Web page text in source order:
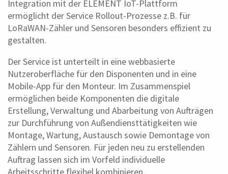
Integration mit der ELEMENT IoT-Plattform
ermöglicht der Service Rollout-Prozesse z.B. für
LoRaWAN-Zähler und Sensoren besonders effizient zu
gestalten.
Der Service ist unterteilt in eine webbasierte
Nutzeroberfläche für den Disponenten und in eine
Mobile-App für den Monteur. Im Zusammenspiel
ermöglichen beide Komponenten die digitale
Erstellung, Verwaltung und Abarbeitung von Aufträgen
zur Durchführung von Außendiensttätigkeiten wie
Montage, Wartung, Austausch sowie Demontage von
Zählern und Sensoren. Für jeden neu zu erstellenden
Auftrag lassen sich im Vorfeld individuelle